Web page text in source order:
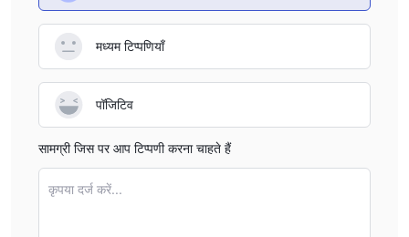
मध्यम टिप्पणियाँ
पॉजिटिव
सामग्री जिस पर आप टिप्पणी करना चाहते हैं
कृपया दर्ज करें...